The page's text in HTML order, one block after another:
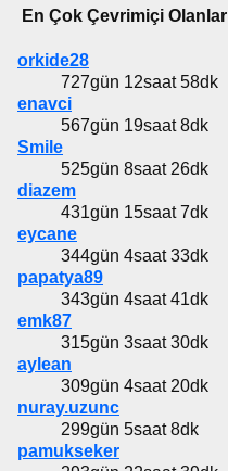
En Çok Çevrimiçi Olanlar
orkide28
727gün 12saat 58dk
enavci
567gün 19saat 8dk
Smile
525gün 8saat 26dk
diazem
431gün 15saat 7dk
eycane
344gün 4saat 33dk
papatya89
343gün 4saat 41dk
emk87
315gün 3saat 30dk
aylean
309gün 4saat 20dk
nuray.uzunc
299gün 5saat 8dk
pamukseker